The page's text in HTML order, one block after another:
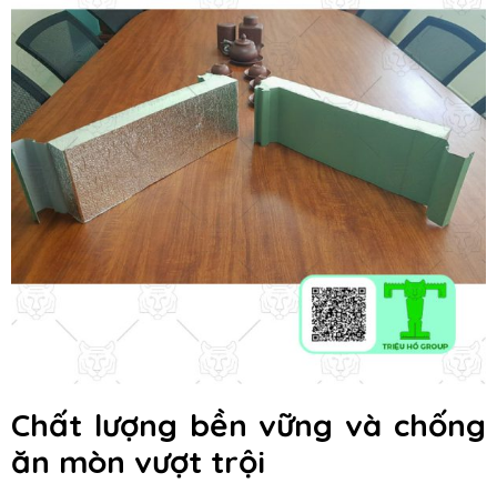
Chất lượng bền vững và chống
ăn mòn vượt trội